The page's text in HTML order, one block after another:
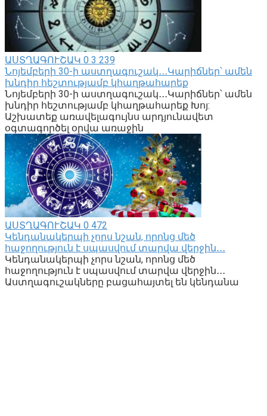
ԱՍՏՂԱԳՈՒՇԱԿ 0 3 239
Նոյեմբերի 30-ի աստղագուշակ․․․Կարիճներ՝ ամեն
խնդիր հեշտությամբ կհաղթահարեք
Նոյեմբերի 30-ի աստղագուշակ․․․Կարիճներ՝ ամեն
խնդիր հեշտությամբ կհաղթահարեք Խոյ:
Աշխատեք առավելագույնս արդյունավետ
օգտագործել օրվա առաջին
ԱՍՏՂԱԳՈՒՇԱԿ 0 472
Կենդանակերպի չորս նշան, որոնց մեծ
հաջողություն է սպասվում տարվա վերջին․․․
Կենդանակերպի չորս նշան, որոնց մեծ
հաջողություն է սպասվում տարվա վերջին․․․
Աստղագուշակները բացահայտել են կենդանա